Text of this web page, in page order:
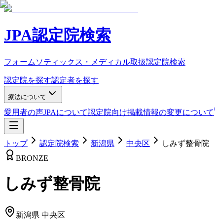
JPA認定院検索
フォームソティックス・メディカル取扱認定院検索
認定院を探す認定者を探す
療法について
愛用者の声JPAについて認定院向け掲載情報の変更について
トップ 認定院検索 新潟県 中央区
しみず整骨院
BRONZE
しみず整骨院
新潟県 中央区